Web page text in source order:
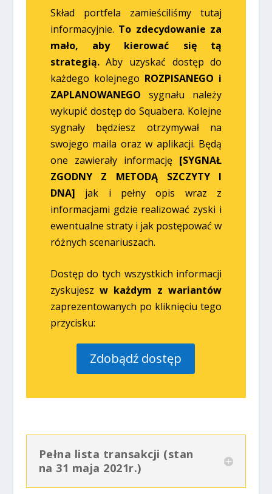
Skład portfela zamieściliśmy tutaj
informacyjnie. To zdecydowanie za
mało, aby kierować się tą
strategią.Aby uzyskać dostęp do
każdego kolejnego ROZPISANEGO i
ZAPLANOWANEGO sygnału należy
wykupić dostęp do Squabera. Kolejne
sygnały będziesz otrzymywał na
swojego maila oraz w aplikacji. Będą
one zawierały informację [SYGNAŁ
ZGODNY Z METODĄ SZCZYTY I
DNA] jak i pełny opis wraz z
informacjami gdzie realizować zyski i
ewentualne straty i jak postępować w
różnych scenariuszach.
Dostęp do tych wszystkich informacji
zyskujesz w każdym z wariantów
zaprezentowanych po kliknięciu tego
przycisku:
Zdobądź dostęp
Pełna lista transakcji (stan
na 31 maja 2021r.)